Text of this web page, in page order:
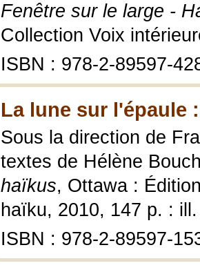
Fenêtre sur le large -
Collection Voix
ISBN : 978-2-89597-
La lune sur l'épaule
Sous la direction de
textes de Hélène
haïkus, Ottawa :
haïku, 2010, 147 p. :
ISBN : 978-2-89597-